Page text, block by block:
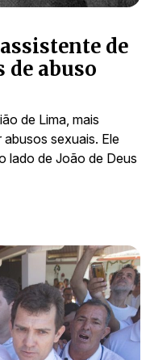
de
de abuso
de Lima, mais
sexuais. Ele
lado de João de Deus